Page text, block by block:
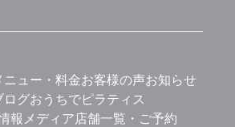
ニュー・料金お客様の声お知らせ
ログおうちでピラティス
報メディア店舗一覧・ご予約